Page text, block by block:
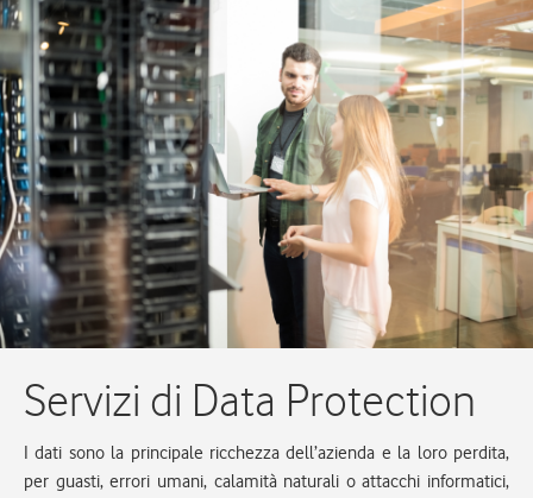
Servizi di Data Protection
I dati sono la principale ricchezza dell’azienda e la loro perdita,
per guasti, errori umani, calamità naturali o attacchi informatici,